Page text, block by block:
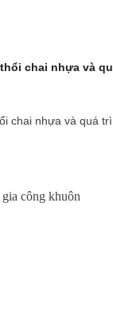
chai nhựa và
chai nhựa và quá